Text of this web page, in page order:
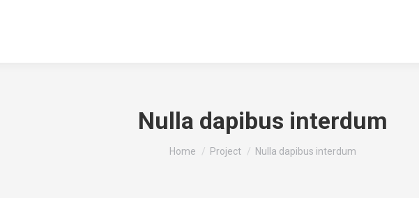
Nulla dapibus interdum
You are here:
Home Project Nulla dapibus interdum